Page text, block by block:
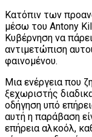
Κατόπιν των
μέσω του Antony
Κυβέρνηση να
αντιμετώπιση
φαινομένου.
Μια ενέργεια που
ξεχωριστής
οδήγηση υπό
αυτή η παράβαση
επήρεια αλκοόλ,